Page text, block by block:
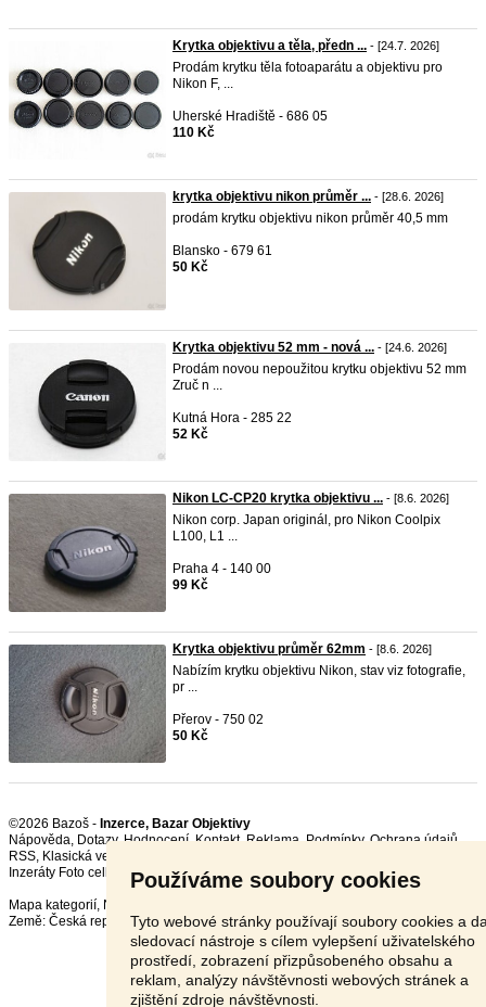
Používáme soubory cookies
Tyto webové stránky používají soubory cookies a
sledovací nástroje s cílem vylepšení uživatelského
prostředí, zobrazení přizpůsobeného obsahu a
reklam, analýzy návštěvnosti webových stránek a
zjištění zdroje návštěvnosti.
Krytka objektivu a těla, předn ... - [24.7. 2026]
Prodám krytku těla fotoaparátu a objektivu pro
Nikon F, ...
Uherské Hradiště - 686 05
110 Kč
krytka objektivu nikon průměr ... - [28.6. 2026]
prodám krytku objektivu nikon průměr 40,5 mm
Blansko - 679 61
50 Kč
Krytka objektivu 52 mm - nová ... - [24.6. 2026]
Prodám novou nepoužitou krytku objektivu 52 mm
Zruč n ...
Kutná Hora - 285 22
52 Kč
Nikon LC-CP20 krytka objektivu ... - [8.6. 2026]
Nikon corp. Japan originál, pro Nikon Coolpix
L100, L1 ...
Praha 4 - 140 00
99 Kč
Krytka objektivu průměr 62mm - [8.6. 2026]
Nabízím krytku objektivu Nikon, stav viz fotografie,
pr ...
Přerov - 750 02
50 Kč
©2026 Bazoš - Inzerce, Bazar Objektivy
Nápověda, Dotazy,Hodnocení,Kontakt,Reklama,Podmínky,Ochrana údajů,
RSS,
Inzeráty Foto celkem:12004, za 24 hodin:370
Mapa kategorií, Nejvyhledávanější výrazy
Země: Česká republika,Slovensko, Polsko,Rakousko